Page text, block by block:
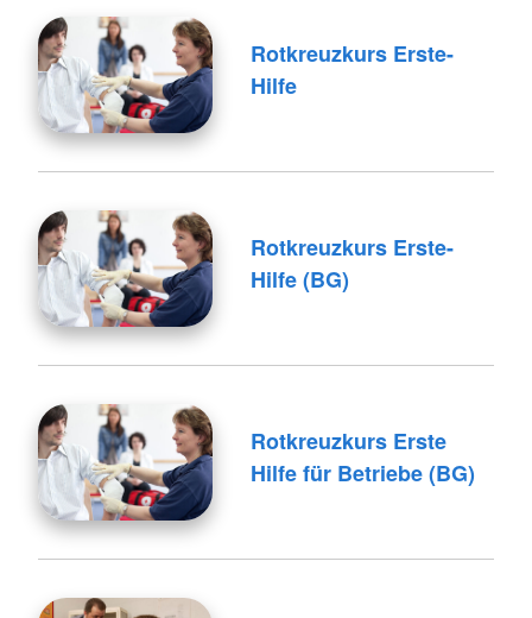
Rotkreuzkurs Erste-
Hilfe
Rotkreuzkurs Erste-
Hilfe (BG)
Rotkreuzkurs Erste
Hilfe für Betriebe (BG)